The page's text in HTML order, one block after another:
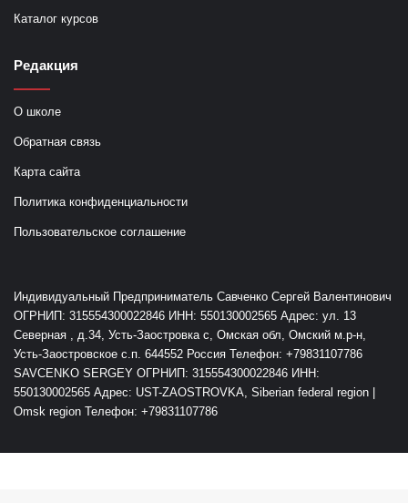
Каталог курсов
Редакция
О школе
Обратная связь
Карта сайта
Политика конфиденциальности
Пользовательское соглашение
Индивидуальный Предприниматель Савченко Сергей Валентинович
ОГРНИП: 315554300022846 ИНН: 550130002565 Адрес: ул. 13
Северная , д.34, Усть-Заостровка с, Омская обл, Омский м.р-н,
Усть-Заостровское с.п. 644552 Россия Телефон: +79831107786
SAVCENKO SERGEY ОГРНИП: 315554300022846 ИНН:
550130002565 Адрес: UST-ZAOSTROVKA, Siberian federal region |
Omsk region Телефон: +79831107786